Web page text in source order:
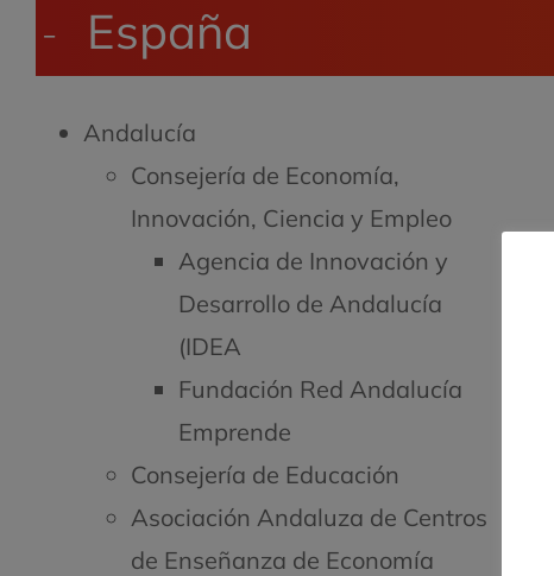
España
Andalucía
Consejería de Economía,
Innovación, Ciencia y Empleo
Agencia de Innovación y
Desarrollo de Andalucía
(IDEA
Fundación Red Andalucía
Emprende
Consejería de Educación
Asociación Andaluza de Centros
de Enseñanza de Economía